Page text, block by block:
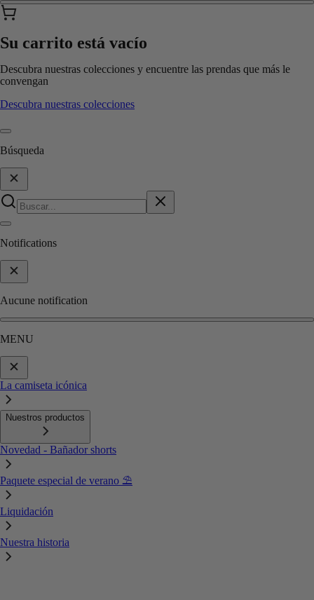
Su carrito está vacío
Descubra nuestras colecciones y encuentre las prendas que más le
convengan
Descubra nuestras colecciones
Búsqueda
Notifications
Aucune notification
MENU
La camiseta icónica
Nuestros productos
Novedad - Bañador shorts
Paquete especial de verano ⛱️
Liquidación
Nuestra historia